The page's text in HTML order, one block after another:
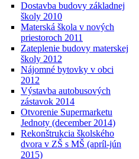
Dostavba budovy základnej
školy 2010
Materská škola v nových
priestoroch 2011
Zateplenie budovy materskej
školy 2012
Nájomné bytovky v obci
2012
Výstavba autobusových
zástavok 2014
Otvorenie Supermarketu
Jednoty (december 2014)
Rekonštrukcia školského
dvora v ZŠ s MŠ (apríl-jún
2015)